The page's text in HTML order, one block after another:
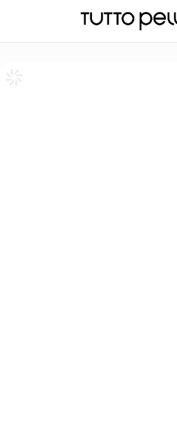
20% EN PRODUCTOS A FABRICACIÓN